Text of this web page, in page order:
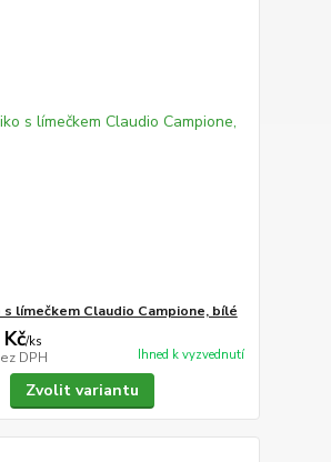
límečkem Claudio Campione, bílé
/ks
DPH Ihned k vyzvednutí
Zvolit variantu